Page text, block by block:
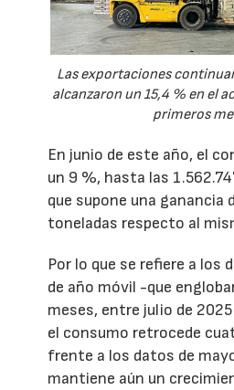
Las exportaciones
alcanzaron un 15,4 % en el
primeros
En junio de este año, el
un 9 %, hasta las
que supone una ganancia
toneladas respecto al
Por lo que se refiere a los
de año móvil -que
meses, entre julio de
el consumo retrocede
frente a los datos de
mantiene aún un